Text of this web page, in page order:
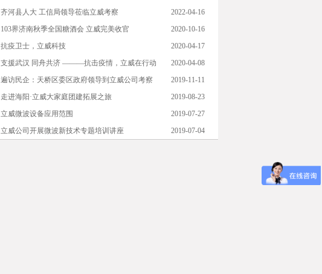
2022-04-16
齐河县人大 工信局领导莅临立威考察
2020-10-16
103界济南秋季全国糖酒会 立威完美收官
2020-04-17
抗疫卫士，立威科技
2020-04-08
支援武汉 同舟共济 ———抗击疫情，立威在行动
2019-11-11
遍访民企：天桥区委区政府领导到立威公司考察
2019-08-23
走进海阳·立威大家庭团建拓展之旅
2019-07-27
立威微波设备应用范围
2019-07-04
立威公司开展微波新技术专题培训讲座